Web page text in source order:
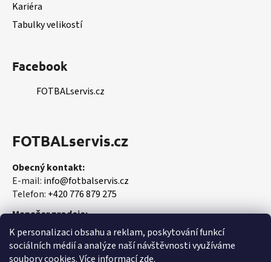
K personalizaci obsahu a reklam, poskytování funkcí
sociálních médií a analýze naší návštěvnosti využíváme
soubory cookies. Více informacízde.
Kariéra
Tabulky velikostí
Facebook
FOTBALservis.cz
FOTBALservis.cz
Obecný kontakt:
E-mail: info@fotbalservis.cz
Telefon: +420 776 879 275
Manažer prodeje:
Martin Vališ
Mobil:+420 606 657 244